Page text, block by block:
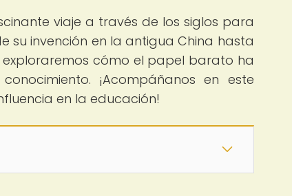
viaje a través de los siglos para
su invención en la antigua China hasta
cómo el papel barato ha
¡Acompáñanos en este
en la educación!